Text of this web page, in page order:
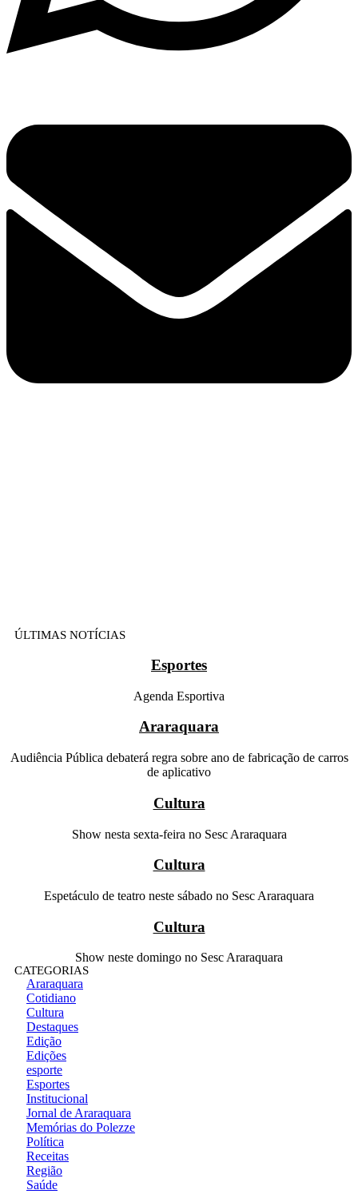
ÚLTIMAS NOTÍCIAS
Esportes
Agenda Esportiva
Araraquara
Audiência Pública debaterá regra sobre ano de fabricação de carros
de aplicativo
Cultura
Show nesta sexta-feira no Sesc Araraquara
Cultura
Espetáculo de teatro neste sábado no Sesc Araraquara
Cultura
Show neste domingo no Sesc Araraquara
CATEGORIAS
Araraquara
Cotidiano
Cultura
Destaques
Edição
Edições
esporte
Esportes
Institucional
Jornal de Araraquara
Memórias do Polezze
Política
Receitas
Região
Saúde